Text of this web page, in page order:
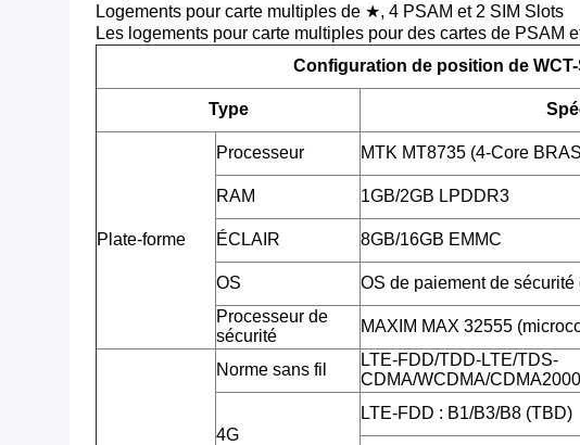
Logements pour carte multiples de ★, 4 PSAM et 2 SIM Slots
Les logements pour carte multiples pour des cartes de PSAM
Configuration de position de
Type
Plate-forme
Processeur MTK MT8735 (4-Core
RAM 1GB/2GB LPDDR3
ÉCLAIR 8GB/16GB EMMC
OS
OS de paiement de
Processeur de
sécurité
MAXIM MAX 32555
Norme sans fil
LTE-FDD/TDD-LTE/TDS-
CDMA/WCDMA/
4G
LTE-FDD : B1/B3/B8 (TBD)